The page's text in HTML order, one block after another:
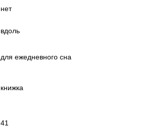
нет
вдоль
для ежедневного сна
книжка
41